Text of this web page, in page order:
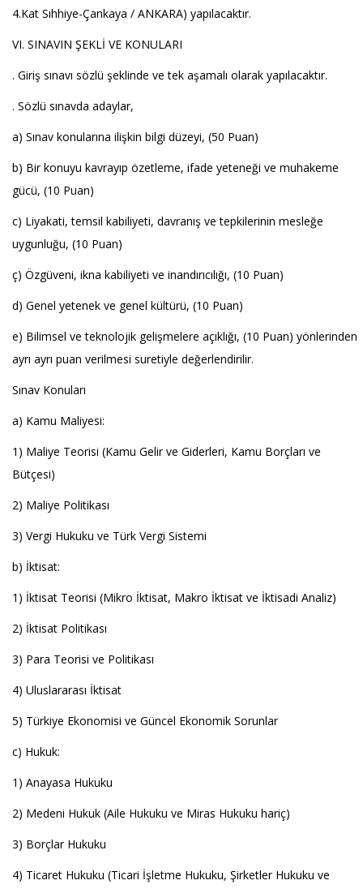
4.Kat Sıhhiye-Çankaya / ANKARA) yapılacaktır.
VI. SINAVIN ŞEKLİ VE KONULARI
. Giriş sınavı sözlü şeklinde ve tek aşamalı olarak yapılacaktır.
. Sözlü sınavda adaylar,
a) Sınav konularına ilişkin bilgi düzeyi, (50 Puan)
b) Bir konuyu kavrayıp özetleme, ifade yeteneği ve muhakeme
gücü, (10 Puan)
c) Liyakati, temsil kabiliyeti, davranış ve tepkilerinin mesleğe
uygunluğu, (10 Puan)
ç) Özgüveni, ikna kabiliyeti ve inandırıcılığı, (10 Puan)
d) Genel yetenek ve genel kültürü, (10 Puan)
e) Bilimsel ve teknolojik gelişmelere açıklığı, (10 Puan) yönlerinden
ayrı ayrı puan verilmesi suretiyle değerlendirilir.
Sınav Konuları
a) Kamu Maliyesi:
1) Maliye Teorisi (Kamu Gelir ve Giderleri, Kamu Borçları ve
Bütçesi)
2) Maliye Politikası
3) Vergi Hukuku ve Türk Vergi Sistemi
b) İktisat:
1) İktisat Teorisi (Mikro İktisat, Makro İktisat ve İktisadi Analiz)
2) İktisat Politikası
3) Para Teorisi ve Politikası
4) Uluslararası İktisat
5) Türkiye Ekonomisi ve Güncel Ekonomik Sorunlar
c) Hukuk:
1) Anayasa Hukuku
2) Medeni Hukuk (Aile Hukuku ve Miras Hukuku hariç)
3) Borçlar Hukuku
4) Ticaret Hukuku (Ticari İşletme Hukuku, Şirketler Hukuku ve